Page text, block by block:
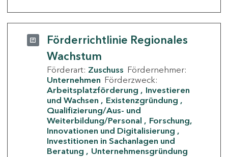
Förderrichtlinie Regionales
Wachstum
Förderart: Zuschuss Fördernehmer:
Unternehmen Förderzweck:
Arbeitsplatzförderung
Investieren
und Wachsen
Existenzgründung
Qualifizierung/Aus- und
Weiterbildung/Personal
Forschung,
Innovationen und Digitalisierung
Investitionen in Sachanlagen und
Beratung
Unternehmensgründung